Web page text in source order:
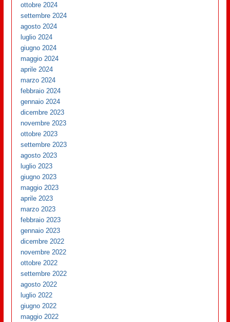
ottobre 2024
settembre 2024
agosto 2024
luglio 2024
giugno 2024
maggio 2024
aprile 2024
marzo 2024
febbraio 2024
gennaio 2024
dicembre 2023
novembre 2023
ottobre 2023
settembre 2023
agosto 2023
luglio 2023
giugno 2023
maggio 2023
aprile 2023
marzo 2023
febbraio 2023
gennaio 2023
dicembre 2022
novembre 2022
ottobre 2022
settembre 2022
agosto 2022
luglio 2022
giugno 2022
maggio 2022